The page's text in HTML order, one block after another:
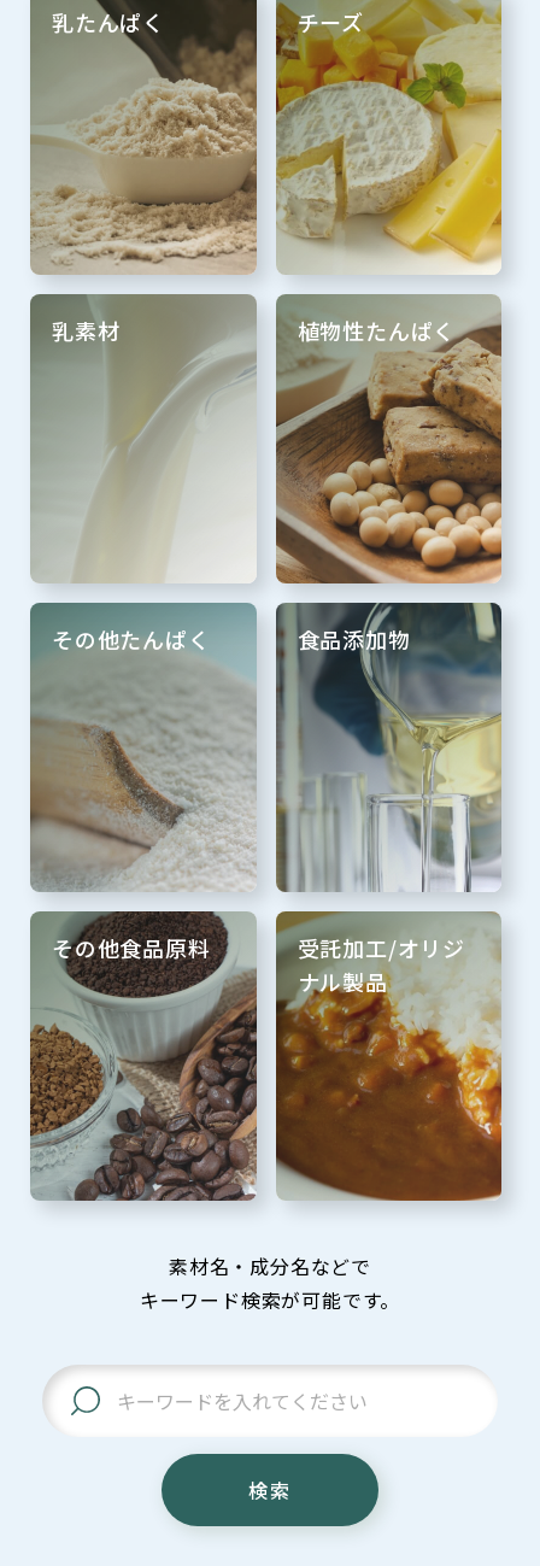
乳たんぱく チーズ
乳素材 植物性たんぱく
その他たんぱく 食品添加物
その他食品原料
受託加工/オリジ
ナル製品
素材名・成分名などで
キーワード検索が可能です。
検索